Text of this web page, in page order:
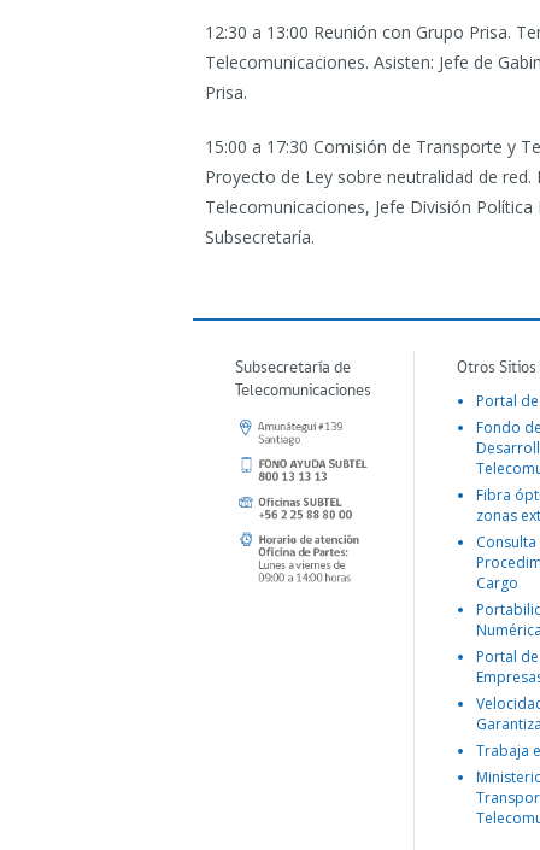
12:30 a 13:00 Reunión con Grupo Prisa.
Telecomunicaciones. Asisten: Jefe de
Prisa.
15:00 a 17:30 Comisión de Transporte y
Proyecto de Ley sobre neutralidad de red.
Telecomunicaciones, Jefe División
Subsecretaría.
Subsecretaría de
Telecomunicaciones
Otros
Portal
Fondo
Fibra
zonas
Consulta
Cargo
Portal
Trabaja